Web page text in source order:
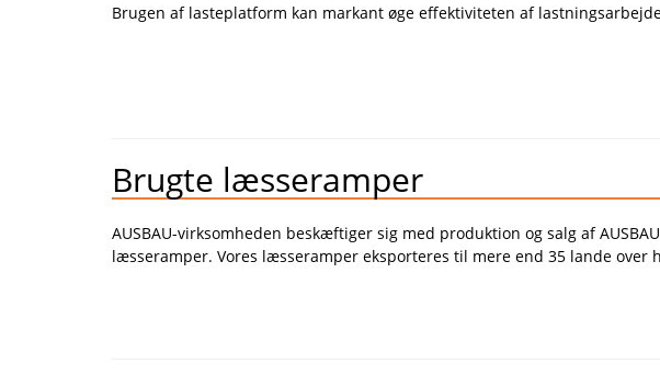
Brugen af lasteplatform kan markant øge effektiviteten af
Brugte læsseramper
AUSBAU-virksomheden beskæftiger sig med produktion og salg af
læsseramper. Vores læsseramper eksporteres til mere end 35 lande over